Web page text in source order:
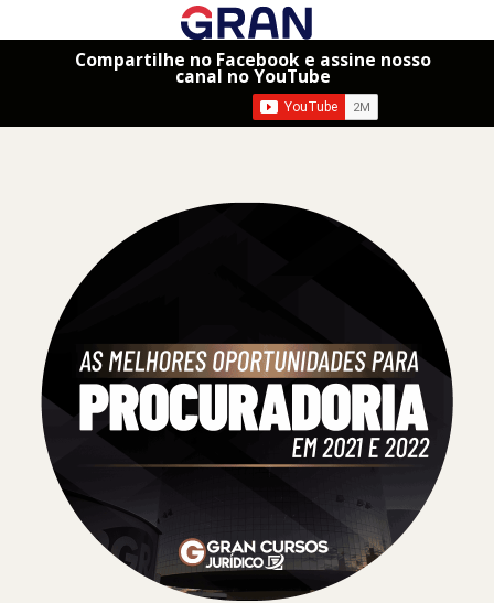
Compartilhe no Facebook e assine nosso
canal no YouTube